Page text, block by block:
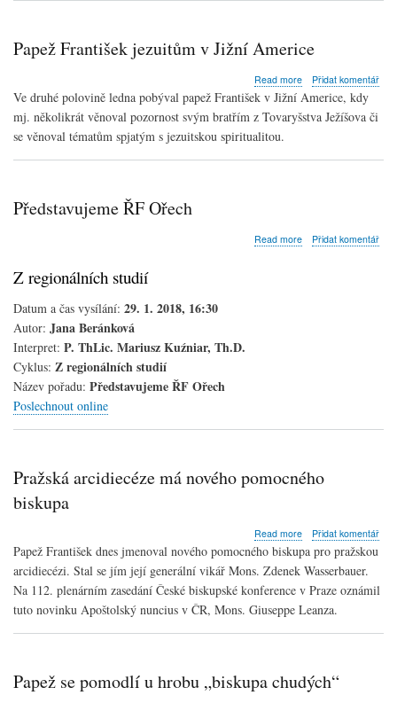
Papež František jezuitům v Jižní Americe
Read moreabout
Papež
jezuitům
Přidat komentář
Ve druhé polovině ledna pobýval papež František v Jižní Americe, kdy
mj. několikrát věnoval pozornost svým bratřím z Tovaryšstva Ježíšova či
se věnoval tématům spjatým s jezuitskou spiritualitou.
Představujeme ŘF Ořech
Read moreaboutPřidat komentář
Z regionálních studií
Datum a čas vysílání: 29. 1. 2018, 16:30
Autor: Jana Beránková
Interpret: P. ThLic. Mariusz Kuźniar, Th.D.
Cyklus: Z regionálních studií
Název pořadu: Představujeme ŘF Ořech
Poslechnout online
Pražská arcidiecéze má nového pomocného
biskupa
Read moreabout
Pražská
arcidiecéze
má
nového
pomocného
Přidat komentář
Papež František dnes jmenoval nového pomocného biskupa pro pražskou
arcidiecézi. Stal se jím její generální vikář Mons. Zdenek Wasserbauer.
Na 112. plenárním zasedání České biskupské konference v Praze oznámil
tuto novinku Apoštolský nuncius v ČR, Mons. Giuseppe Leanza.
Papež se pomodlí u hrobu „biskupa chudých“